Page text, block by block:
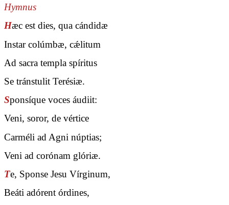
Hymnus
Hæc est dies, qua cándidæ
Instar colúmbæ, cǽlitum
Ad sacra templa spíritus
Se tránstulit Terésiæ.
Sponsíque voces áudiit:
Veni, soror, de vértice
Carméli ad Agni núptias;
Veni ad corónam glóriæ.
Te, Sponse Jesu Vírginum,
Beáti adórent órdines,